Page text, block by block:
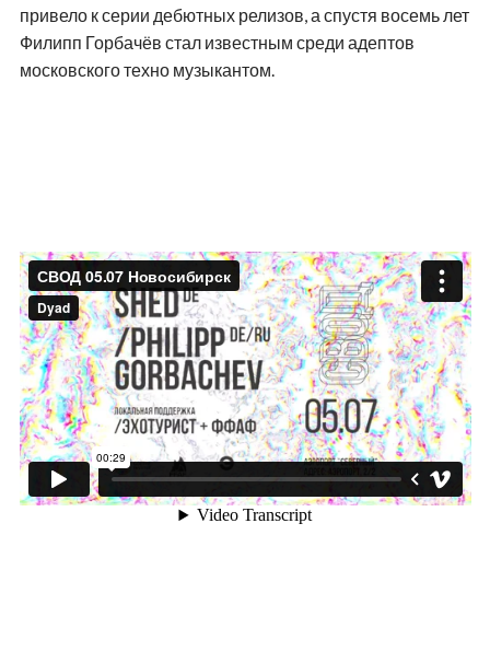
привело к серии дебютных релизов, а спустя восемь лет
Филипп Горбачёв стал известным среди адептов
московского техно музыкантом.